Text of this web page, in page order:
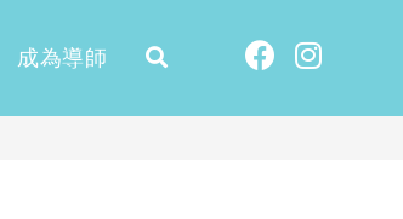
成為導師